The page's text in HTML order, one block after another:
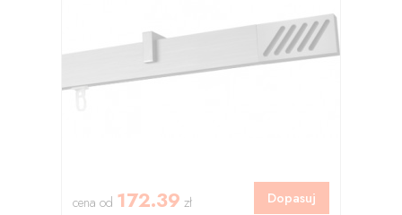
cena od 172.39 zł Dopasuj